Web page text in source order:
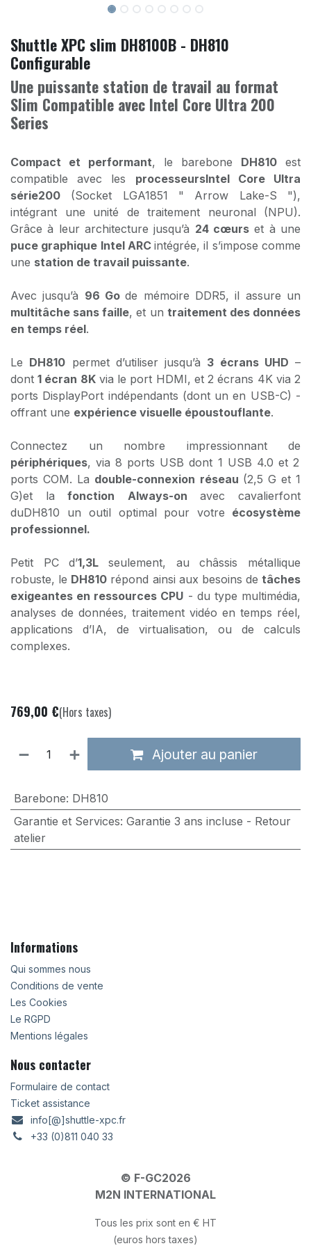
Shuttle XPC slim DH8100B - DH810
Configurable
Une puissante station de travail au format
Slim Compatible avec Intel Core Ultra 200
Series
Compact et performant, le barebone DH810 est
compatible avec les processeursIntel Core Ultra
série200 (Socket LGA1851 " Arrow Lake-S "),
intégrant une unité de traitement neuronal (NPU).
Grâce à leur architecture jusqu’à 24 cœurs et à une
puce graphique Intel ARCintégrée, il s’impose comme
une station de travail puissante.
Avec jusqu’à 96 Gode mémoire DDR5, il assure un
multitâche sans faille, et un traitement des données
en temps réel.
Le DH810 permet d’utiliser jusqu’à 3 écrans UHD –
dont1 écran 8Kvia le port HDMI, et 2 écrans 4K via 2
ports DisplayPort indépendants (dont un en USB-C) -
offrant une expérience visuelle époustouflante.
Connectez un nombre impressionnant de
périphériques, via 8 ports USB dont 1 USB 4.0 et 2
ports COM. La double-connexion réseau (2,5 G et 1
G)et la fonction Always-on avec cavalierfont
duDH810 un outil optimal pour votre écosystème
professionnel.
Petit PC d’1,3Lseulement, au châssis métallique
robuste, le DH810 répond ainsi aux besoins de tâches
exigeantes en ressources CPU - du type multimédia,
analyses de données, traitement vidéo en temps réel,
applications d’IA, de virtualisation, ou de calculs
complexes.
769,00 €(Hors taxes)
Ajouter au panier
Barebone: DH810
Garantie et Services: Garantie 3 ans incluse - Retour
atelier
Informations
Qui sommes nous
Conditions de vente
Les Cookies
Le RGPD
Mentions légales
Nous contacter
Formulaire de contact
Ticket assistance
info[@]shuttle-xpc.fr
+33 (0)811 040 33
© F-GC2026
M2N INTERNATIONAL
Tous les prix sont en € HT
(euros hors taxes)